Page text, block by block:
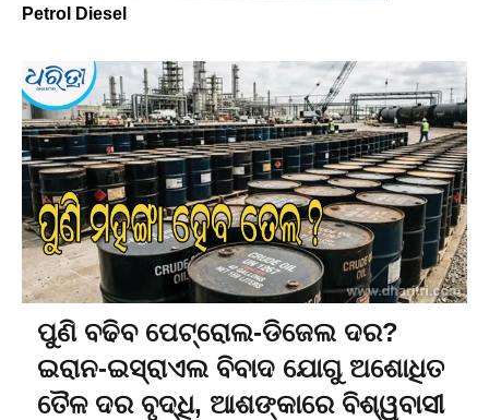
Petrol Diesel
ପୁଣି ବଢିବ ପେଟ୍ରୋଲ-ଡିଜେଲ ଦର?
ଇରାନ-ଇସ୍ରାଏଲ ବିବାଦ ଯୋଗୁ ଅଶୋଧିତ
ତୈଳ ଦର ବୃଦ୍ଧି, ଆଶଙ୍କାରେ ବିଶ୍ୱବାସୀ